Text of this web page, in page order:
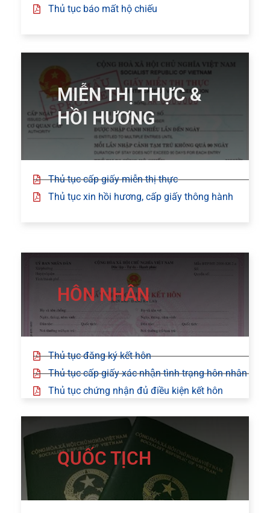
Thủ tục báo mất hộ chiếu
MIỄN THỊ THỰC &
HỒI HƯƠNG
Thủ tục cấp giấy miễn thị thực
Thủ tục xin hồi hương, cấp giấy thông hành
HÔN NHÂN
Thủ tục đăng ký kết hôn
Thủ tục cấp giấy xác nhận tình trạng hôn nhân
Thủ tục chứng nhận đủ điều kiện kết hôn
QUỐC TỊCH